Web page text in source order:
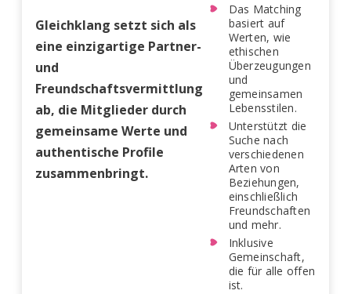
Gleichklang setzt sich als
eine einzigartige Partner-
und
Freundschaftsvermittlung
ab, die Mitglieder durch
gemeinsame Werte und
authentische Profile
zusammenbringt.
Das Matching
basiert auf
Werten, wie
ethischen
Überzeugungen
und
gemeinsamen
Lebensstilen.
Unterstützt die
Suche nach
verschiedenen
Arten von
Beziehungen,
einschließlich
Freundschaften
und mehr.
Inklusive
Gemeinschaft,
die für alle offen
ist.